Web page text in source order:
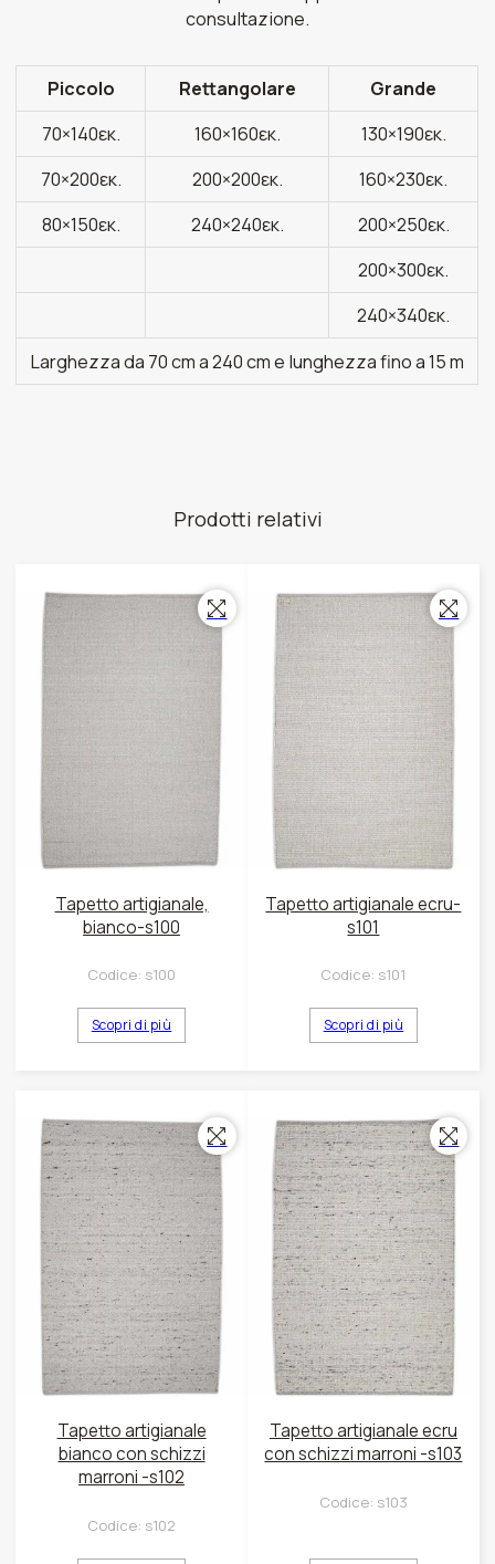
consultazione.
Piccolo Rettangolare
Grande
70×140εκ.
160×160εκ.
130×190εκ.
70×200εκ.
200×200εκ.
160×230εκ.
80×150εκ.
240×240εκ.
200×250εκ.
200×300εκ.
240×340εκ.
Larghezza da 70 cm a 240 cm e lunghezza fino a 15 m
Prodotti relativi
Tapetto artigianale,
bianco-s100
Codice: s100
Scopri di più
Tapetto artigianale ecru-
s101
Codice: s101
Scopri di più
Tapetto artigianale
bianco con schizzi
marroni -s102
Codice: s102
Tapetto artigianale ecru
con schizzi marroni -s103
Codice: s103